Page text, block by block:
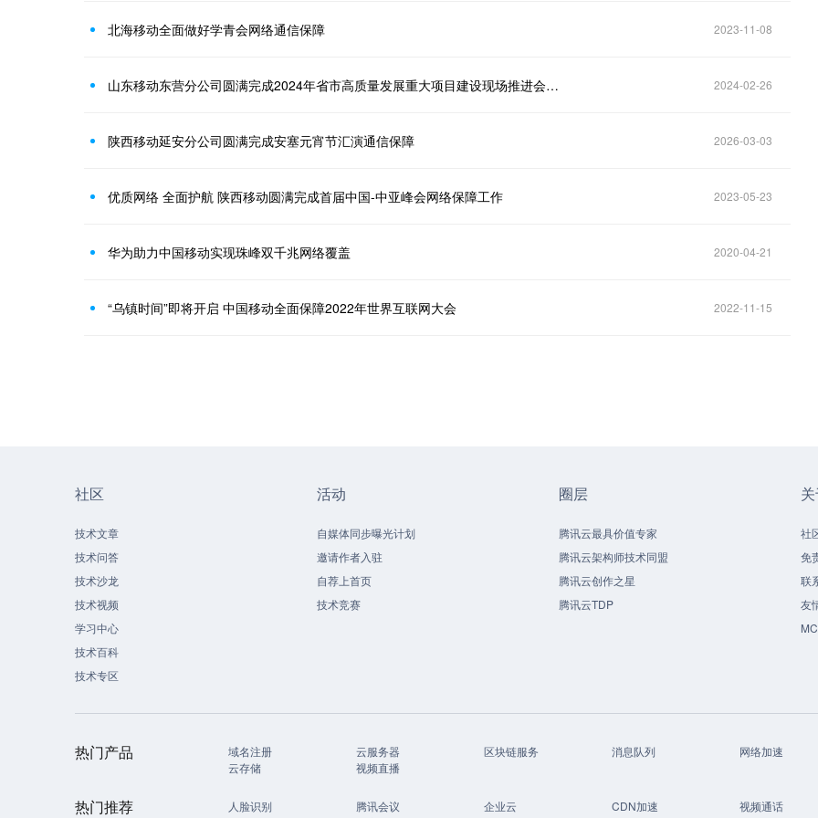
北海移动全面做好学青会网络通信保障 2023-11-08
山东移动东营分公司圆满完成2024年省市高质量发展重大项目建设现场推进会网络通信保障 2024-02-26
陕西移动延安分公司圆满完成安塞元宵节汇演通信保障 2026-03-03
优质网络 全面护航 陕西移动圆满完成首届中国-中亚峰会网络保障工作 2023-05-23
华为助力中国移动实现珠峰双千兆网络覆盖 2020-04-21
“乌镇时间”即将开启 中国移动全面保障2022年世界互联网大会 2022-11-15
社区
技术文章
技术问答
技术沙龙
技术视频
学习中心
技术百科
技术专区
活动
自媒体同步曝光计划
邀请作者入驻
自荐上首页
技术竞赛
圈层
腾讯云最具价值专家
腾讯云架构师技术同盟
腾讯云创作之星
腾讯云TDP
社
免
联
友
热门产品 域名注册 云服务器 区块链服务 消息队列
网络加速
云存储
视频直播
热门推荐 人脸识别 腾讯会议 企业云 CDN加速
视频通话